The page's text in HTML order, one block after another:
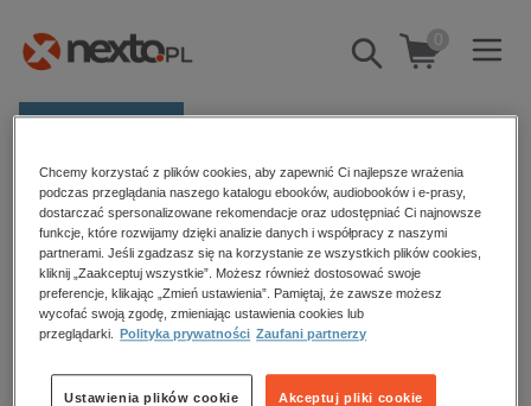
Pokaż/schowaj
wyszukiwarkę
0
Kategorie
Zobacz wszystkie E-prasa
budownictwo, aranżacja wnętrz
biznesowe, branżowe, gospodarka
dzienniki
Strona główna Szymon Tadych
Szymon Tadych
Sortowanie Filtrowanie
Chcemy korzystać z plików cookies, aby zapewnić Ci najlepsze wrażenia
podczas przeglądania naszego katalogu ebooków, audiobooków i e-prasy,
dostarczać spersonalizowane rekomendacje oraz udostępniać Ci najnowsze
funkcje, które rozwijamy dzięki analizie danych i współpracy z naszymi
partnerami. Jeśli zgadzasz się na korzystanie ze wszystkich plików cookies,
kliknij „Zaakceptuj wszystkie”. Możesz również dostosować swoje
preferencje, klikając „Zmień ustawienia”. Pamiętaj, że zawsze możesz
wycofać swoją zgodę, zmieniając ustawienia cookies lub
przeglądarki.
Polityka prywatności Zaufani partnerzy
Akceptuj pliki cookie
Ustawienia plików cookie